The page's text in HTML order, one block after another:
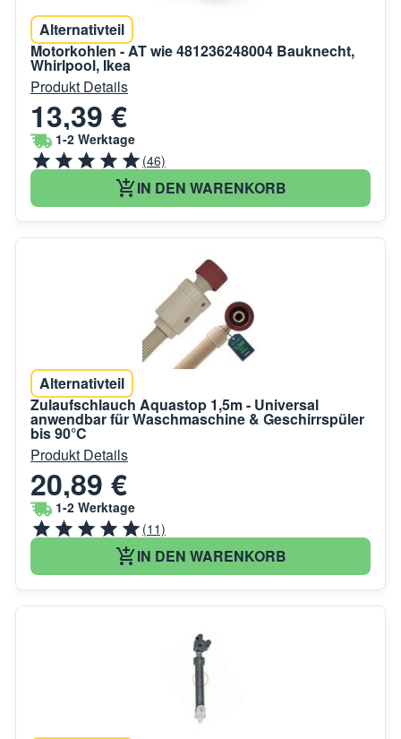
Alternativteil
Motorkohlen - AT wie 481236248004 Bauknecht,
Whirlpool, Ikea
Produkt Details
13,39 €
1-2 Werktage
(46)
IN DEN WARENKORB
Alternativteil
Zulaufschlauch Aquastop 1,5m - Universal
anwendbar für Waschmaschine & Geschirrspüler
bis 90°C
Produkt Details
20,89 €
1-2 Werktage
(11)
IN DEN WARENKORB